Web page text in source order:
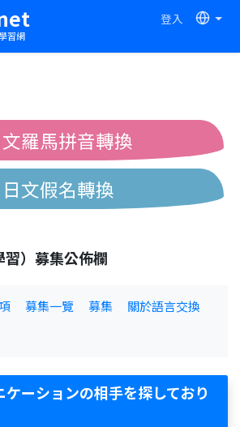
習網
登入
文羅馬拼音轉換
日文假名轉換
）募集公佈欄
募集一覽 募集
關於語言交換
ケーションの相手を探しており